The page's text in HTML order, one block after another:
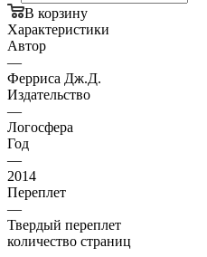
В корзину
Характеристики
Автор
—
Ферриса Дж.Д.
Издательство
—
Логосфера
Год
—
2014
Переплет
—
Твердый переплет
количество страниц